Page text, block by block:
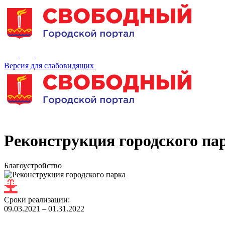
Версия для слабовидящих
Реконструкция городского
Благоустройство
Сроки реализации:
09.03.2021 – 01.31.2022